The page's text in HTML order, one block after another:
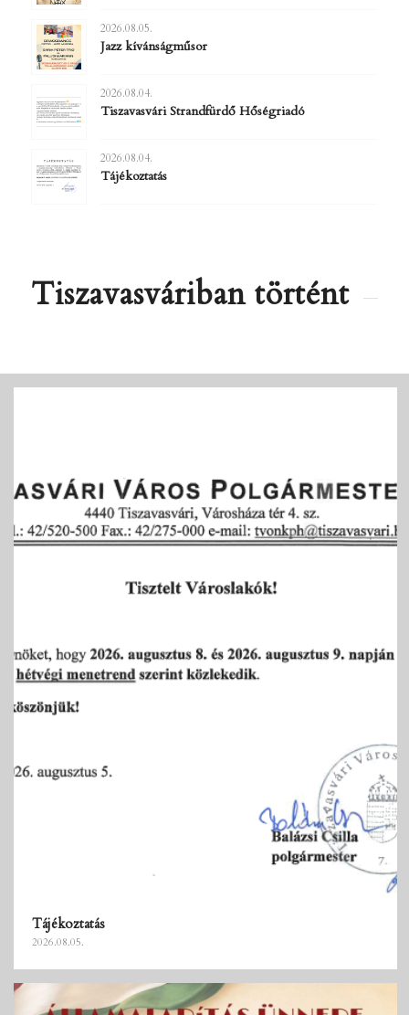
2026.08.05.
Jazz kívánságműsor
2026.08.04.
Tiszavasvári Strandfürdő Hőségriadó
2026.08.04.
Tájékoztatás
Tiszavasváriban történt
Tájékoztatás
2026.08.05.